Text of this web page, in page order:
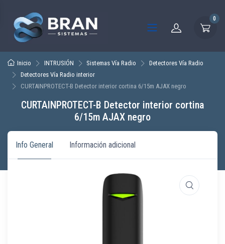
0
Inicio INTRUSIÓN Sistemas Vía Radio
Detectores Vía Radio
Detectores Vía Radio interior
CURTAINPROTECT-B Detector interior cortina 6/15m AJAX negro
CURTAINPROTECT-B Detector interior cortina
6/15m AJAX negro
Info General Información adicional